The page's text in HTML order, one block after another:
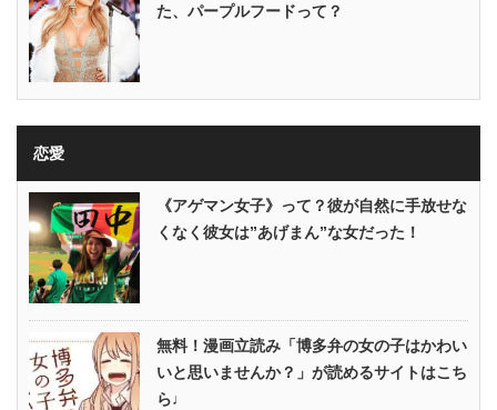
た、パープルフードって？
恋愛
《アゲマン女子》って？彼が自然に手放せな
くなく彼女は”あげまん”な女だった！
無料！漫画立読み「博多弁の女の子はかわい
いと思いませんか？」が読めるサイトはこち
ら♩